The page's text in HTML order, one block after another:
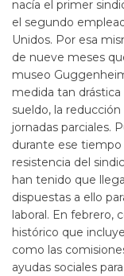
nacía el primer
el segundo
Unidos. Por esa
de nueve meses
museo
medida tan
sueldo, la
jornadas parciales.
durante ese tiempo
resistencia del
han tenido que
dispuestas a ello
laboral. En febrero,
histórico que
como las
ayudas sociales